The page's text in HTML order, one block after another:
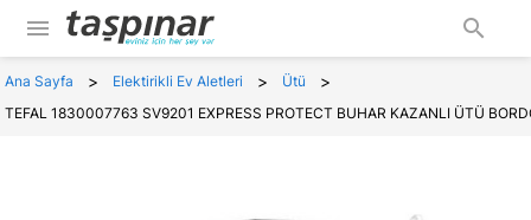
menu search
Ana Sayfa > Elektirikli Ev Aletleri > Ütü >
TEFAL 1830007763 SV9201 EXPRESS PROTECT BUHAR KAZANLI ÜTÜ